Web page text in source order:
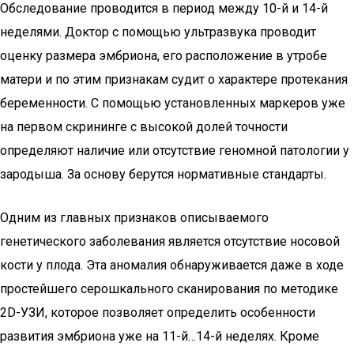
Обследование проводится в период между 10-й и 14-й
неделями. Доктор с помощью ультразвука проводит
оценку размера эмбриона, его расположение в утробе
матери и по этим признакам судит о характере протекания
беременности. С помощью установленных маркеров уже
на первом скрининге с высокой долей точности
определяют наличие или отсутствие геномной патологии у
зародыша. За основу берутся нормативные стандарты.
Одним из главных признаков описываемого
генетического заболевания является отсутствие носовой
кости у плода. Эта аномалия обнаруживается даже в ходе
простейшего серошкального сканирования по методике
2D-УЗИ, которое позволяет определить особенности
развития эмбриона уже на 11-й…14-й неделях. Кроме